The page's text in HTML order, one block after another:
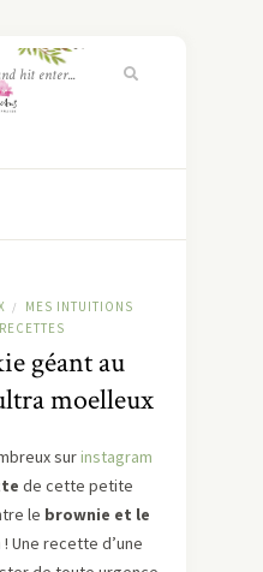
/
MES INTUITIONS
RECETTES
géant au
moelleux
surinstagram
de cette petite
le brownie et le
Une recette d’une